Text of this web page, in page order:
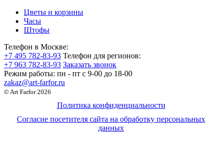
Цветы и корзины
Часы
Штофы
Телефон в Москве:
+7 495 782-83-93 Телефон для регионов:
+7 963 782-83-93 Заказать звонок
Режим работы: пн - пт c 9-00 до 18-00
zakaz@art-farfor.ru
© Art Farfor 2026
Политика конфиденциальности
Согласие посетителя сайта на обработку персональных
данных